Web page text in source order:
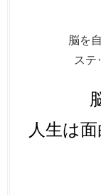
脳を
ステ
人生は